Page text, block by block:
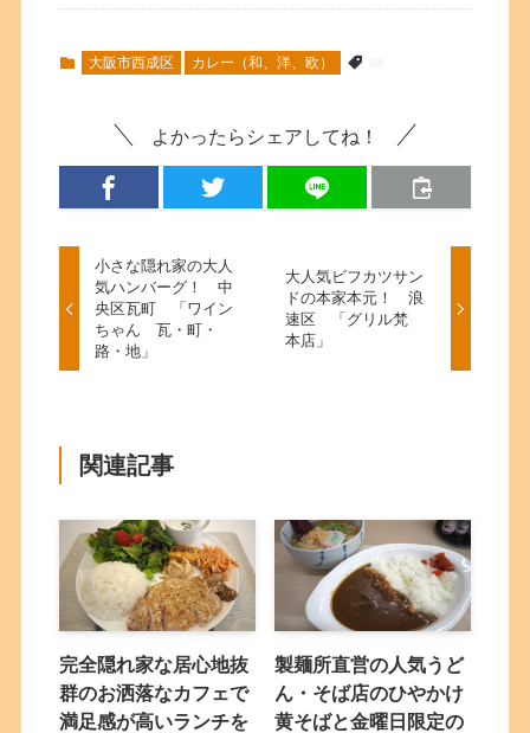
大阪市西成区 カレー（和、洋、欧）
よかったらシェアしてね！
小さな隠れ家の大人
気ハンバーグ！ 中
央区瓦町 「ワイン
ちゃん 瓦・町・
路・地」
大人気ビフカツサン
ドの本家本元！ 浪
速区 「グリル梵
本店」
関連記事
完全隠れ家な居心地抜
群のお洒落なカフェで
満足感が高いランチを
製麺所直営の人気うど
ん・そば店のひやかけ
黄そばと金曜日限定の